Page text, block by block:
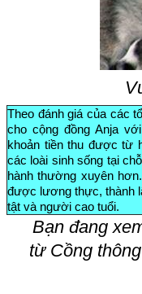
Theo đánh giá của các
cho cộng đồng Anja
khoản tiền thu được từ
các loài sinh sống tại
hành thường xuyên
được lương thực, thành
tật và người cao tuổi.
Bạn đang
từ Cồng